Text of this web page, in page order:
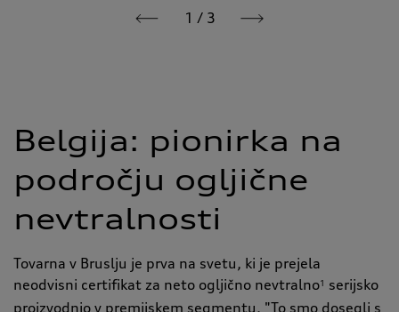
1 / 3
Belgija: pionirka na
področju ogljične
nevtralnosti
Tovarna v Bruslju je prva na svetu, ki je prejela
neodvisni certifikat za neto ogljično nevtralno1
serijsko
proizvodnjo v premijskem segmentu. "To smo dosegli s